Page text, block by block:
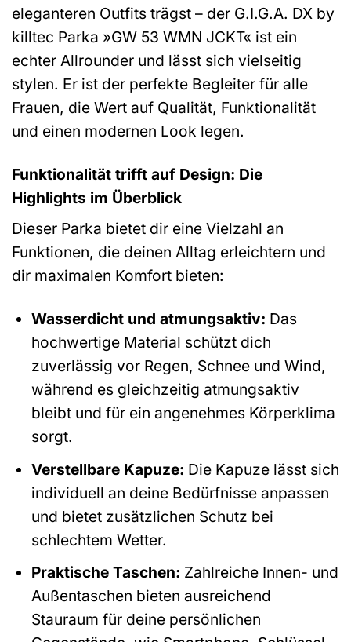
eleganteren Outfits trägst – der G.I.G.A. DX by
killtec Parka »GW 53 WMN JCKT« ist ein
echter Allrounder und lässt sich vielseitig
stylen. Er ist der perfekte Begleiter für alle
Frauen, die Wert auf Qualität, Funktionalität
und einen modernen Look legen.
Funktionalität trifft auf Design: Die
Highlights im Überblick
Dieser Parka bietet dir eine Vielzahl an
Funktionen, die deinen Alltag erleichtern und
dir maximalen Komfort bieten:
Wasserdicht und atmungsaktiv: Das
hochwertige Material schützt dich
zuverlässig vor Regen, Schnee und Wind,
während es gleichzeitig atmungsaktiv
bleibt und für ein angenehmes Körperklima
sorgt.
Verstellbare Kapuze: Die Kapuze lässt sich
individuell an deine Bedürfnisse anpassen
und bietet zusätzlichen Schutz bei
schlechtem Wetter.
Praktische Taschen: Zahlreiche Innen- und
Außentaschen bieten ausreichend
Stauraum für deine persönlichen